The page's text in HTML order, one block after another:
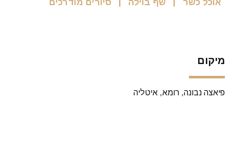
אוכל כשר שף בוילה סיורים מודרכים
מיקום
פיאצה נבונה, רומא, איטליה